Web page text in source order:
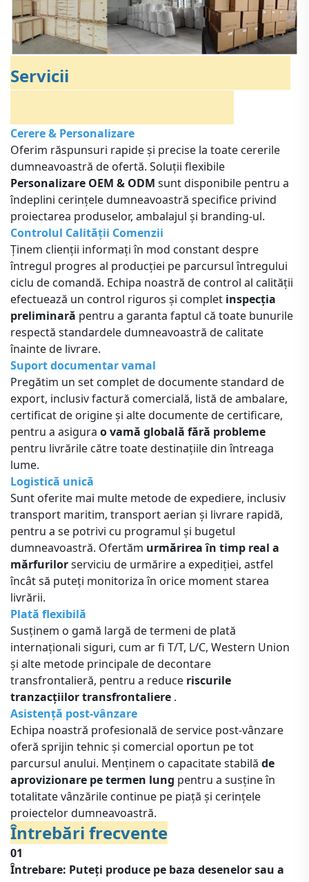
Servicii
Cerere & Personalizare
Oferim răspunsuri rapide și precise la toate cererile
dumneavoastră de ofertă. Soluții flexibile
Personalizare OEM & ODM sunt disponibile pentru a
îndeplini cerințele dumneavoastră specifice privind
proiectarea produselor, ambalajul și branding-ul.
Controlul Calității Comenzii
Ținem clienții informați în mod constant despre
întregul progres al producției pe parcursul întregului
ciclu de comandă. Echipa noastră de control al calității
efectuează un control riguros și complet inspecția
preliminară pentru a garanta faptul că toate bunurile
respectă standardele dumneavoastră de calitate
înainte de livrare.
Suport documentar vamal
Pregătim un set complet de documente standard de
export, inclusiv factură comercială, listă de ambalare,
certificat de origine și alte documente de certificare,
pentru a asigura o vamă globală fără probleme
pentru livrările către toate destinațiile din întreaga
lume.
Logistică unică
Sunt oferite mai multe metode de expediere, inclusiv
transport maritim, transport aerian și livrare rapidă,
pentru a se potrivi cu programul și bugetul
dumneavoastră. Ofertăm urmărirea în timp real a
mărfurilorserviciu de urmărire a expediției, astfel
încât să puteți monitoriza în orice moment starea
livrării.
Plată flexibilă
Susținem o gamă largă de termeni de plată
internaționali siguri, cum ar fi T/T, L/C, Western Union
și alte metode principale de decontare
transfrontalieră, pentru a reduce riscurile
tranzacțiilor transfrontaliere .
Asistență post-vânzare
Echipa noastră profesională de service post-vânzare
oferă sprijin tehnic și comercial oportun pe tot
parcursul anului. Menținem o capacitate stabilă de
aprovizionare pe termen lung pentru a susține în
totalitate vânzările continue pe piață și cerințele
proiectelor dumneavoastră.
Întrebări frecvente
01
Întrebare: Puteți produce pe baza desenelor sau a